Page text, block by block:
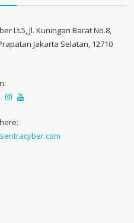
Lt.5, Jl. Kuningan Barat No.8,
Jakarta Selatan, 12710